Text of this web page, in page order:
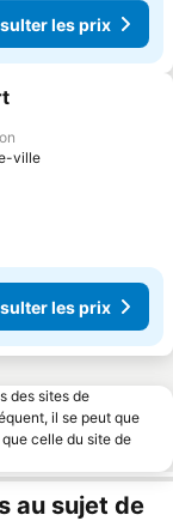
les prix
favoris
ville
les prix
des sites de
il se peut que
celle du site de
au sujet de